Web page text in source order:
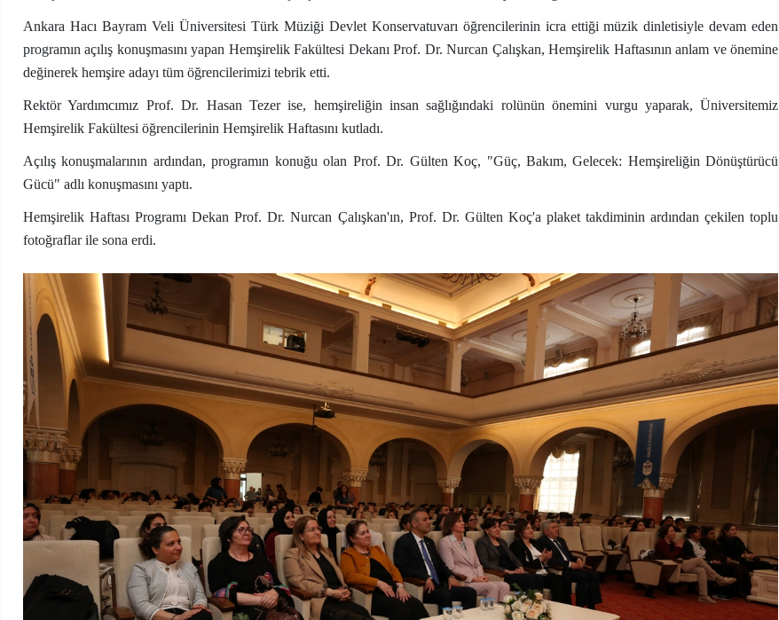
Ankara Hacı Bayram Veli Üniversitesi Türk Müziği Devlet Konservatuvarı öğrencilerinin icra ettiği müzik dinletisiyle devam eden
programın açılış konuşmasını yapan Hemşirelik Fakültesi Dekanı Prof. Dr. Nurcan Çalışkan, Hemşirelik Haftasının anlam ve önemine
değinerek hemşire adayı tüm öğrencilerimizi tebrik etti.
Rektör Yardımcımız Prof. Dr. Hasan Tezer ise, hemşireliğin insan sağlığındaki rolünün önemini vurgu yaparak, Üniversitemiz
Hemşirelik Fakültesi öğrencilerinin Hemşirelik Haftasını kutladı.
Açılış konuşmalarının ardından, programın konuğu olan Prof. Dr. Gülten Koç, "Güç, Bakım, Gelecek: Hemşireliğin Dönüştürücü
Gücü" adlı konuşmasını yaptı.
Hemşirelik Haftası Programı Dekan Prof. Dr. Nurcan Çalışkan'ın, Prof. Dr. Gülten Koç'a plaket takdiminin ardından çekilen toplu
fotoğraflar ile sona erdi.